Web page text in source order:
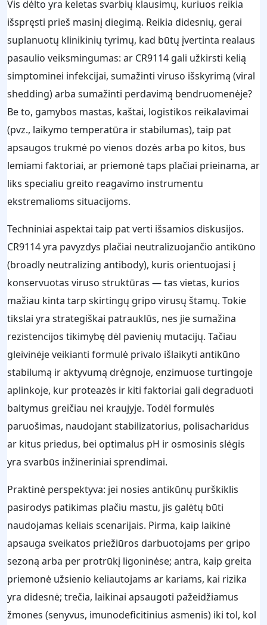
Vis dėlto yra keletas svarbių klausimų, kuriuos reikia
išspręsti prieš masinį diegimą. Reikia didesnių, gerai
suplanuotų klinikinių tyrimų, kad būtų įvertinta realaus
pasaulio veiksmingumas: ar CR9114 gali užkirsti kelią
simptominei infekcijai, sumažinti viruso išskyrimą (viral
shedding) arba sumažinti perdavimą bendruomenėje?
Be to, gamybos mastas, kaštai, logistikos reikalavimai
(pvz., laikymo temperatūra ir stabilumas), taip pat
apsaugos trukmė po vienos dozės arba po kitos, bus
lemiami faktoriai, ar priemonė taps plačiai prieinama, ar
liks specialiu greito reagavimo instrumentu
ekstremalioms situacijoms.
Techniniai aspektai taip pat verti išsamios diskusijos.
CR9114 yra pavyzdys plačiai neutralizuojančio antikūno
(broadly neutralizing antibody), kuris orientuojasi į
konservuotas viruso struktūras — tas vietas, kurios
mažiau kinta tarp skirtingų gripo virusų štamų. Tokie
tikslai yra strategiškai patrauklūs, nes jie sumažina
rezistencijos tikimybę dėl pavienių mutacijų. Tačiau
gleivinėje veikianti formulė privalo išlaikyti antikūno
stabilumą ir aktyvumą drėgnoje, enzimuose turtingoje
aplinkoje, kur proteazės ir kiti faktoriai gali degraduoti
baltymus greičiau nei kraujyje. Todėl formulės
paruošimas, naudojant stabilizatorius, polisacharidus
ar kitus priedus, bei optimalus pH ir osmosinis slėgis
yra svarbūs inžineriniai sprendimai.
Praktinė perspektyva: jei nosies antikūnų purškiklis
pasirodys patikimas plačiu mastu, jis galėtų būti
naudojamas keliais scenarijais. Pirma, kaip laikinė
apsauga sveikatos priežiūros darbuotojams per gripo
sezoną arba per protrūkį ligoninėse; antra, kaip greita
priemonė užsienio keliautojams ar kariams, kai rizika
yra didesnė; trečia, laikinai apsaugoti pažeidžiamus
žmones (senyvus, imunodeficitinius asmenis) iki tol, kol